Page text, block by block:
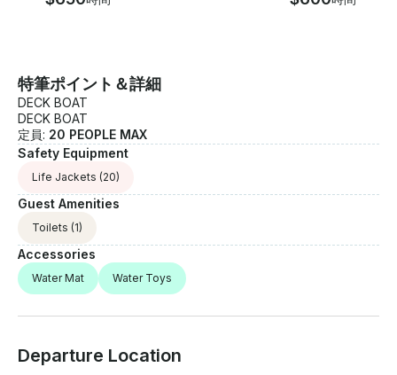
特筆ポイント＆詳細
DECK BOAT
DECK BOAT
定員: 20 PEOPLE MAX
Safety Equipment
Life Jackets (20)
Guest Amenities
Toilets (1)
Accessories
Water Mat Water Toys
Departure Location